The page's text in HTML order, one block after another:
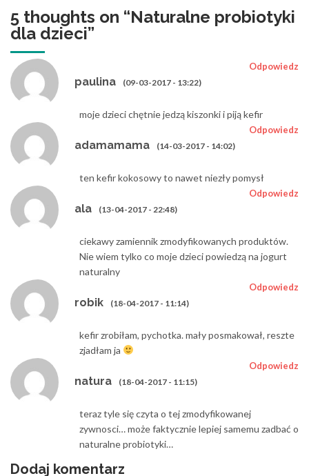
5 thoughts on “Naturalne probiotyki
dla dzieci”
paulina (09-03-2017 - 13:22)
Odpowiedz
moje dzieci chętnie jedzą kiszonki i piją kefir
adamamama (14-03-2017 - 14:02)
Odpowiedz
ten kefir kokosowy to nawet niezły pomysł
ala (13-04-2017 - 22:48)
Odpowiedz
ciekawy zamiennik zmodyfikowanych produktów.
Nie wiem tylko co moje dzieci powiedzą na jogurt
naturalny
robik (18-04-2017 - 11:14)
Odpowiedz
kefir zrobiłam, pychotka. mały posmakował, reszte
zjadłam ja
natura (18-04-2017 - 11:15)
Odpowiedz
teraz tyle się czyta o tej zmodyfikowanej
zywnosci… może faktycznie lepiej samemu zadbać o
naturalne probiotyki…
Dodaj komentarz